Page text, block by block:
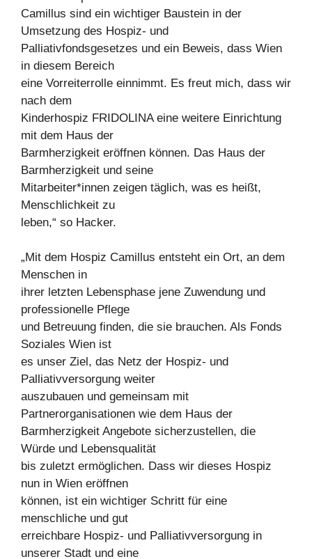
Camillus sind ein wichtiger Baustein in der
Umsetzung des Hospiz- und
Palliativfondsgesetzes und ein Beweis, dass Wien
in diesem Bereich
eine Vorreiterrolle einnimmt. Es freut mich, dass wir
nach dem
Kinderhospiz FRIDOLINA eine weitere Einrichtung
mit dem Haus der
Barmherzigkeit eröffnen können. Das Haus der
Barmherzigkeit und seine
Mitarbeiter*innen zeigen täglich, was es heißt,
Menschlichkeit zu
leben,“ so Hacker.
„Mit dem Hospiz Camillus entsteht ein Ort, an dem
Menschen in
ihrer letzten Lebensphase jene Zuwendung und
professionelle Pflege
und Betreuung finden, die sie brauchen. Als Fonds
Soziales Wien ist
es unser Ziel, das Netz der Hospiz- und
Palliativversorgung weiter
auszubauen und gemeinsam mit
Partnerorganisationen wie dem Haus der
Barmherzigkeit Angebote sicherzustellen, die
Würde und Lebensqualität
bis zuletzt ermöglichen. Dass wir dieses Hospiz
nun in Wien eröffnen
können, ist ein wichtiger Schritt für eine
menschliche und gut
erreichbare Hospiz- und Palliativversorgung in
unserer Stadt und eine